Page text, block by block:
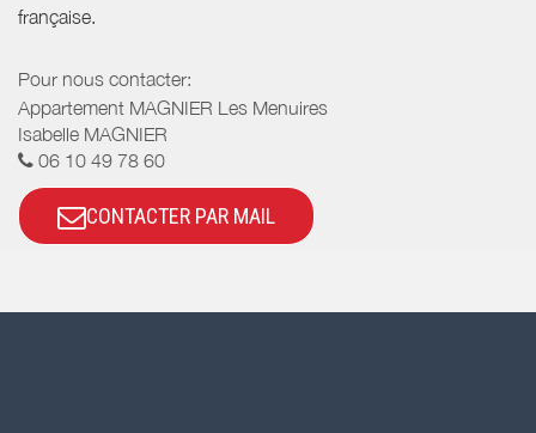
française.
Pour nous contacter:
Appartement MAGNIER Les Menuires
Isabelle MAGNIER
06 10 49 78 60
CONTACTER PAR MAIL